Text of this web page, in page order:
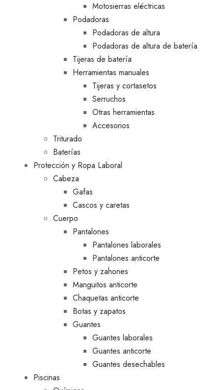
Motosierras eléctricas
Podadoras
Podadoras de altura
Podadoras de altura de batería
Tijeras de batería
Herramientas manuales
Tijeras y cortasetos
Serruchos
Otras herramientas
Accesorios
Triturado
Baterías
Protección y Ropa Laboral
Cabeza
Gafas
Cascos y caretas
Cuerpo
Pantalones
Pantalones laborales
Pantalones anticorte
Petos y zahones
Manguitos anticorte
Chaquetas anticorte
Botas y zapatos
Guantes
Guantes laborales
Guantes anticorte
Guantes desechables
Piscinas